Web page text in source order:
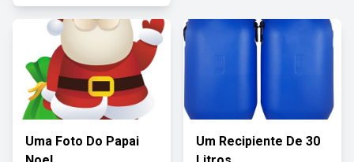
Uma Foto Do Papai
Um Recipiente De 30